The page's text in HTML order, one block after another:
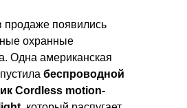
продаже появились
охранные
Одна американская
беспроводной
Cordless motion-